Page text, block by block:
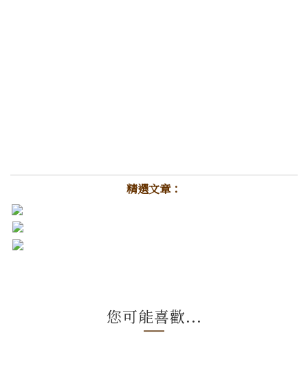
精選文章：
您可能喜歡...